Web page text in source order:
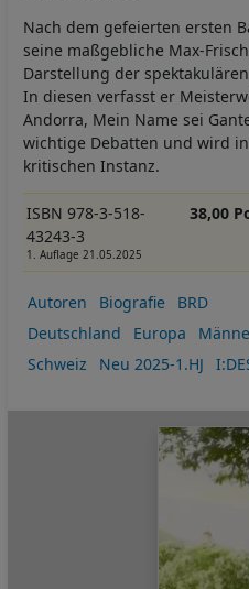
Nach dem gefeierten ersten
seine maßgebliche Max-
Darstellung der
In diesen verfasst er
Andorra, Mein Name sei
wichtige Debatten und wird
kritischen Instanz.
ISBN 978-3-518-
43243-3
1. Auflage 21.05.2025
38,00
Autoren Biografie
BRD
Deutschland
Europa
Schweiz
Neu 2025-1.HJ